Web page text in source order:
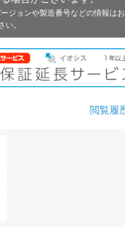
ジョンや製造番号などの情報は
。
閲覧履
円 ～
or検索」となります。
となります。